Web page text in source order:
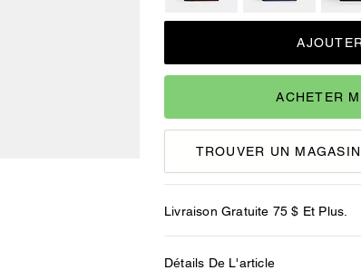
ACHETER
TROUVER UN
Livraison Gratuite 75 $ Et Plus.
Détails De L'article